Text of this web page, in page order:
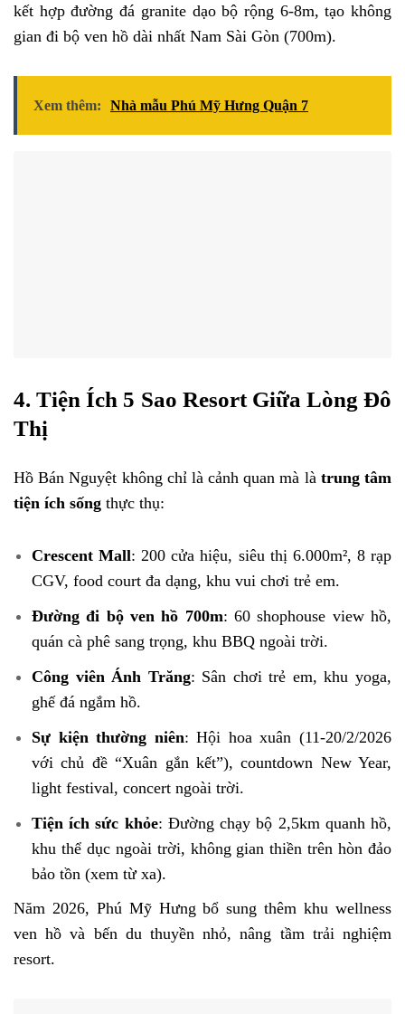
kết hợp đường đá granite dạo bộ rộng 6-8m, tạo không
gian đi bộ ven hồ dài nhất Nam Sài Gòn (700m).
Xem thêm: Nhà mẫu Phú Mỹ Hưng Quận 7
4. Tiện Ích 5 Sao Resort Giữa Lòng Đô
Thị
Hồ Bán Nguyệt không chỉ là cảnh quan mà là trung tâm
tiện ích sống thực thụ:
Crescent Mall: 200 cửa hiệu, siêu thị 6.000m², 8 rạp
CGV, food court đa dạng, khu vui chơi trẻ em.
Đường đi bộ ven hồ 700m: 60 shophouse view hồ,
quán cà phê sang trọng, khu BBQ ngoài trời.
Công viên Ánh Trăng: Sân chơi trẻ em, khu yoga,
ghế đá ngắm hồ.
Sự kiện thường niên: Hội hoa xuân (11-20/2/2026
với chủ đề “Xuân gắn kết”), countdown New Year,
light festival, concert ngoài trời.
Tiện ích sức khỏe: Đường chạy bộ 2,5km quanh hồ,
khu thể dục ngoài trời, không gian thiền trên hòn đảo
bảo tồn (xem từ xa).
Năm 2026, Phú Mỹ Hưng bổ sung thêm khu wellness
ven hồ và bến du thuyền nhỏ, nâng tầm trải nghiệm
resort.